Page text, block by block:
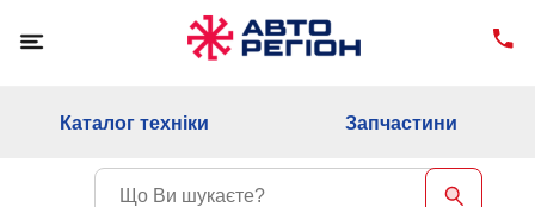
Каталог техніки Запчастини